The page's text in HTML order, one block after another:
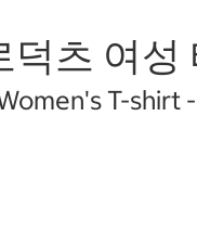
츠 여성
T-shirt